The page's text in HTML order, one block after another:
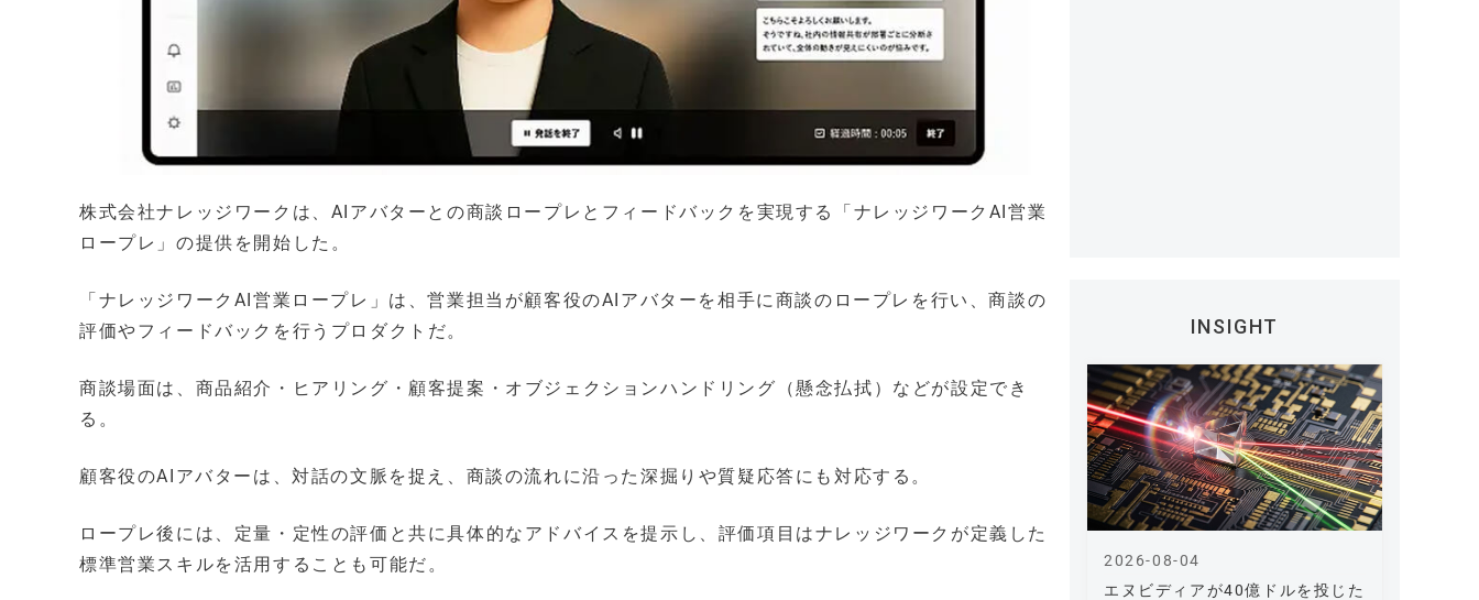
株式会社ナレッジワークは、AIアバターとの商談ロープレとフィードバックを実現する「ナレッジワークAI営業
ロープレ」の提供を開始した。
「ナレッジワークAI営業ロープレ」は、営業担当が顧客役のAIアバターを相手に商談のロープレを行い、商談の
評価やフィードバックを行うプロダクトだ。
商談場面は、商品紹介・ヒアリング・顧客提案・オブジェクションハンドリング（懸念払拭）などが設定でき
る。
顧客役のAIアバターは、対話の文脈を捉え、商談の流れに沿った深掘りや質疑応答にも対応する。
ロープレ後には、定量・定性の評価と共に具体的なアドバイスを提示し、評価項目はナレッジワークが定義した
標準営業スキルを活用することも可能だ。
INSIGHT
エヌビディアが40億ドルを投じた
2026-08-04